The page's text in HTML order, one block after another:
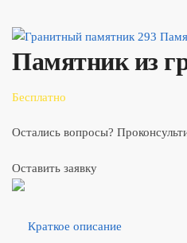
Памятник из
Бесплатно
Остались вопросы?
Оставить заявку
Краткое описание